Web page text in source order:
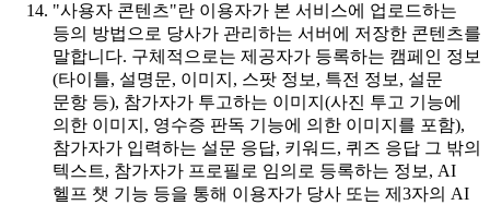
"사용자 콘텐츠"란 이용자가 본 서비스에 업로드하는
등의 방법으로 당사가 관리하는 서버에 저장한 콘텐츠를
말합니다. 구체적으로는 제공자가 등록하는 캠페인 정보
(타이틀, 설명문, 이미지, 스팟 정보, 특전 정보, 설문
문항 등), 참가자가 투고하는 이미지(사진 투고 기능에
의한 이미지, 영수증 판독 기능에 의한 이미지를 포함),
참가자가 입력하는 설문 응답, 키워드, 퀴즈 응답 그 밖의
텍스트, 참가자가 프로필로 임의로 등록하는 정보, AI
헬프 챗 기능 등을 통해 이용자가 당사 또는 제3자의 AI